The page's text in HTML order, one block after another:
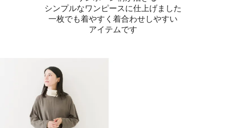
シンプルなワンピースに仕上げました
一枚でも着やすく着合わせしやすい
アイテムです